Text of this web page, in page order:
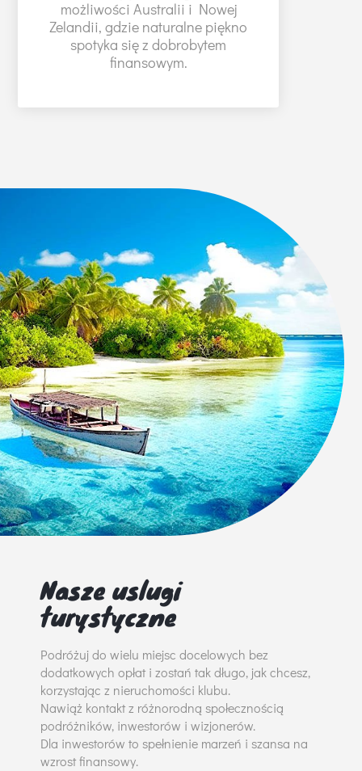
możliwości Australii i Nowej
Zelandii, gdzie naturalne piękno
spotyka się z dobrobytem
finansowym.
Nasze uslugi
turystyczne
Podróżuj do wielu miejsc docelowych bez
dodatkowych opłat i zostań tak długo, jak chcesz,
korzystając z nieruchomości klubu.
Nawiąż kontakt z różnorodną społecznością
podróżników, inwestorów i wizjonerów.
Dla inwestorów to spełnienie marzeń i szansa na
wzrost finansowy.